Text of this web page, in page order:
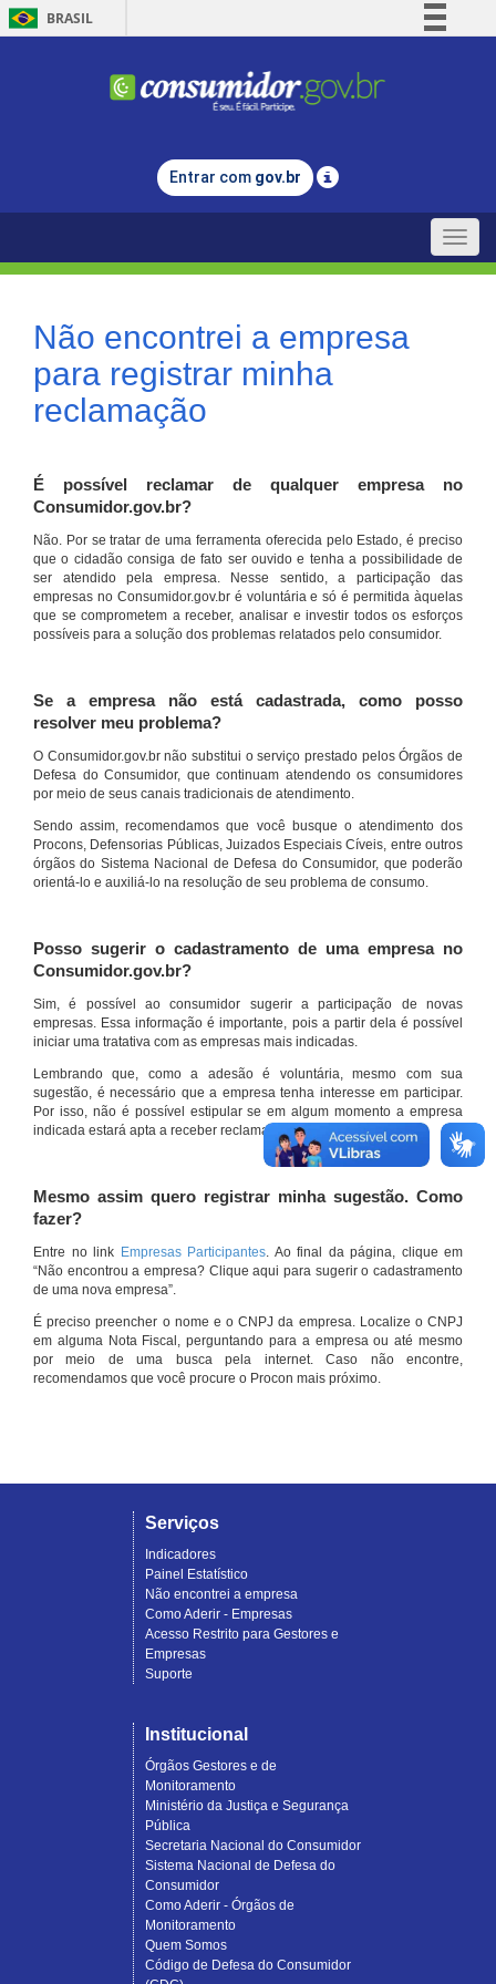
BRASIL
Comunica BR
Legislação
Entrar com gov.br
Toggle
Não encontrei a empresa
para registrar minha
reclamação
É possível reclamar de qualquer empresa no
Consumidor.gov.br?
Não. Por se tratar de uma ferramenta oferecida pelo Estado, é preciso
que o cidadão consiga de fato ser ouvido e tenha a possibilidade de
ser atendido pela empresa. Nesse sentido, a participação das
empresas no Consumidor.gov.br é voluntária e só é permitida àquelas
que se comprometem a receber, analisar e investir todos os esforços
possíveis para a solução dos problemas relatados pelo consumidor.
Se a empresa não está cadastrada, como posso
resolver meu problema?
O Consumidor.gov.br não substitui o serviço prestado pelos Órgãos de
Defesa do Consumidor, que continuam atendendo os consumidores
por meio de seus canais tradicionais de atendimento.
Sendo assim, recomendamos que você busque o atendimento dos
Procons, Defensorias Públicas, Juizados Especiais Cíveis, entre outros
órgãos do Sistema Nacional de Defesa do Consumidor, que poderão
orientá-lo e auxiliá-lo na resolução de seu problema de consumo.
Posso sugerir o cadastramento de uma empresa no
Consumidor.gov.br?
Sim, é possível ao consumidor sugerir a participação de novas
empresas. Essa informação é importante, pois a partir dela é possível
iniciar uma tratativa com as empresas mais indicadas.
Lembrando que, como a adesão é voluntária, mesmo com sua
sugestão, é necessário que a empresa tenha interesse em participar.
Por isso, não é possível estipular se em algum momento a empresa
indicada estará apta a receber reclamações por meio do site.
Mesmo assim quero registrar minha sugestão. Como
fazer?
Entre no link Empresas Participantes. Ao final da página, clique em
“Não encontrou a empresa? Clique aqui para sugerir o cadastramento
de uma nova empresa”.
É preciso preencher o nome e o CNPJ da empresa. Localize o CNPJ
em alguma Nota Fiscal, perguntando para a empresa ou até mesmo
por meio de uma busca pela internet. Caso não encontre,
recomendamos que você procure o Procon mais próximo.
Serviços
Indicadores
Painel Estatístico
Não encontrei a empresa
Como Aderir - Empresas
Acesso Restrito para Gestores e
Empresas
Suporte
Institucional
Órgãos Gestores e de
Monitoramento
Ministério da Justiça e Segurança
Pública
Secretaria Nacional do Consumidor
Sistema Nacional de Defesa do
Consumidor
Como Aderir - Órgãos de
Monitoramento
Quem Somos
Código de Defesa do Consumidor